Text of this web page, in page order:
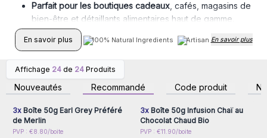
Parfait pour les boutiques cadeaux, cafés, magasins de
bien-être et détaillants alimentaires haut de gamme.
Valeur perçue élevée
avec un excellent potentiel de
rachat et des marges de détail attrayantes.
En savoir plus 100% Natural Ingredients Artisan Product
En savoir plus
Affichage 24 de 24 Produits
Nouveautés Recommandé Code produit
Connectez-vous ou
inscrivez-vous pour
accéder aux prix de gros
3xBoîte 50g Earl Grey Préféré
de Merlin
PVP : €8.80/boite
inscrivez-vous pour
accéder aux prix de gros
3xBoîte 50g Infusion Chaï au
Chocolat Chaud Bio
PVP : €11.90/boite
Connectez-vous ou
Connectez-vous ou